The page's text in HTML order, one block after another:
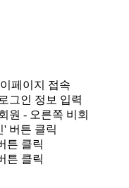
페이지 접속
그인 정보 입력
원 - 오른쪽 비회
' 버튼 클릭
튼 클릭
튼 클릭